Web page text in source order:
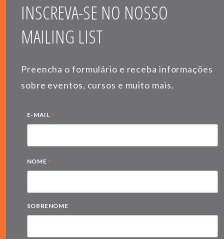
INSCREVA-SE NO NOSSO
MAILING LIST
Preencha o formulário e receba informações
sobre eventos, cursos e muito mais.
E-MAIL *
NOME *
SOBRENOME